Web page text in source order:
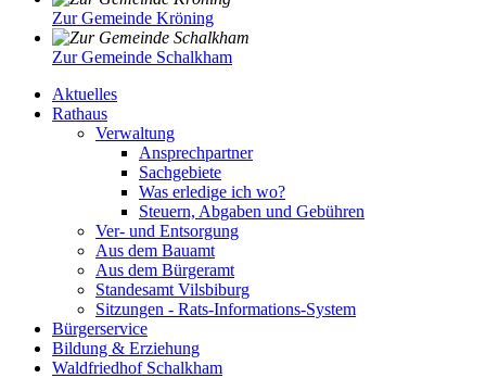
Zur Gemeinde Kröning
Zur Gemeinde Schalkham
Aktuelles
Rathaus
Verwaltung
Ansprechpartner
Sachgebiete
Was erledige ich wo?
Steuern, Abgaben und Gebühren
Ver- und Entsorgung
Aus dem Bauamt
Aus dem Bürgeramt
Standesamt Vilsbiburg
Sitzungen - Rats-Informations-System
Bürgerservice
Bildung & Erziehung
Waldfriedhof Schalkham